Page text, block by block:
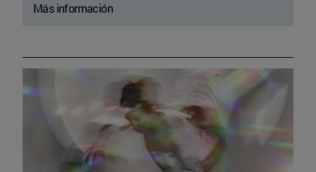
Más información